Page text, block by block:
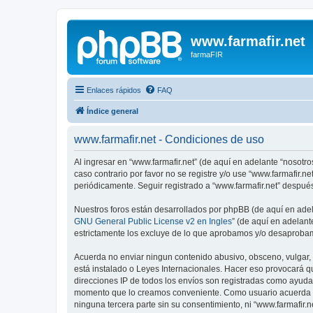
www.farmafir.net
farmaFIR
Enlaces rápidos FAQ
Índice general
www.farmafir.net - Condiciones de uso
Al ingresar en “www.farmafir.net” (de aquí en adelante
caso contrario por favor no se registre y/o use
periódicamente. Seguir registrado a “www.farmafir.net”
Nuestros foros están desarrollados por phpBB (de aquí en
GNU General Public License v2 en Ingles” (de aquí en
estrictamente los excluye de lo que aprobamos y/o
Acuerda no enviar ningun contenido abusivo, obsceno,
está instalado o Leyes Internacionales. Hacer eso provocará
direcciones IP de todos los envíos son registradas como
momento que lo creamos conveniente. Como usuario
ninguna tercera parte sin su consentimiento, ni